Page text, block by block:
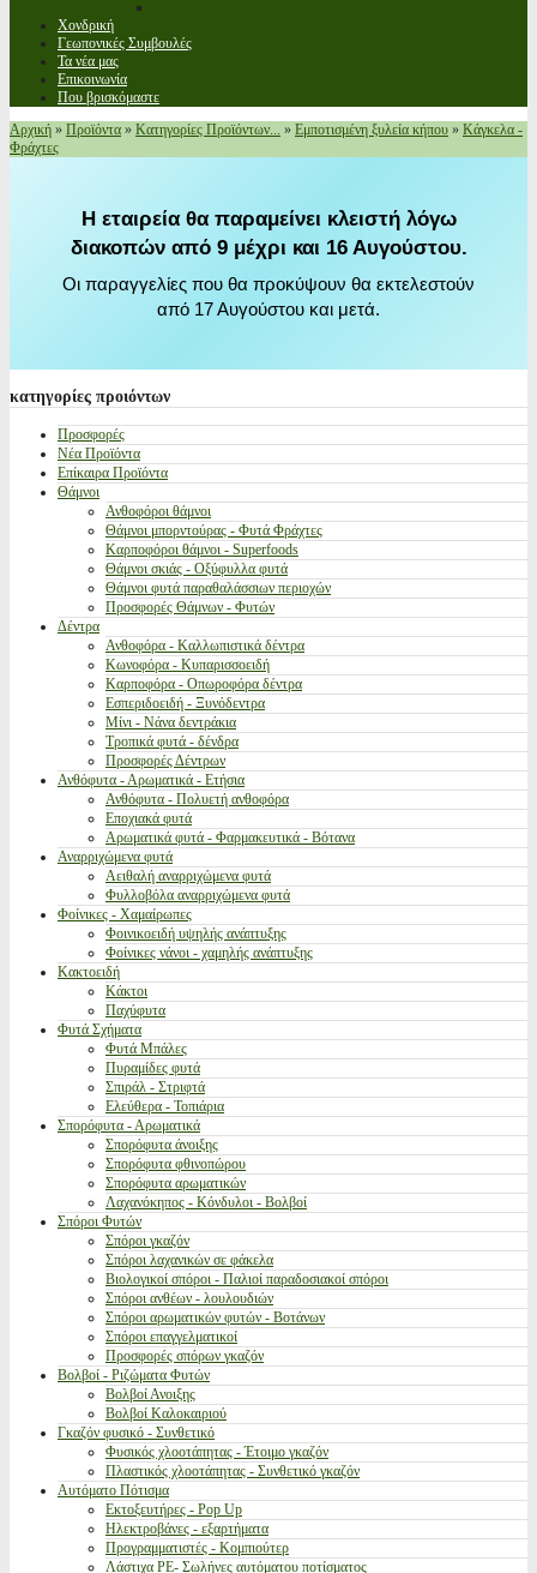
Χονδρική
Γεωπονικές Συμβουλές
Τα νέα μας
Επικοινωνία
Που βρισκόμαστε
Αρχική » Προϊόντα » Κατηγορίες Προϊόντων... » Εμποτισμένη ξυλεία κήπου » Κάγκελα -
Φράχτες
Η εταιρεία θα παραμείνει κλειστή λόγω
διακοπών από 9 μέχρι και 16 Αυγούστου.
Οι παραγγελίες που θα προκύψουν θα εκτελεστούν
από 17 Αυγούστου και μετά.
κατηγορίες προιόντων
Προσφορές
Νέα Προϊόντα
Επίκαιρα Προϊόντα
Θάμνοι
Ανθοφόροι θάμνοι
Θάμνοι μπορντούρας - Φυτά Φράχτες
Καρποφόροι θάμνοι - Superfoods
Θάμνοι σκιάς - Οξύφυλλα φυτά
Θάμνοι φυτά παραθαλάσσιων περιοχών
Προσφορές Θάμνων - Φυτών
Δέντρα
Ανθοφόρα - Καλλωπιστικά δέντρα
Κωνοφόρα - Κυπαρισσοειδή
Καρποφόρα - Οπωροφόρα δέντρα
Εσπεριδοειδή - Ξυνόδεντρα
Μίνι - Νάνα δεντράκια
Τροπικά φυτά - δένδρα
Προσφορές Δέντρων
Ανθόφυτα - Αρωματικά - Ετήσια
Ανθόφυτα - Πολυετή ανθοφόρα
Εποχιακά φυτά
Αρωματικά φυτά - Φαρμακευτικά - Βότανα
Αναρριχώμενα φυτά
Αειθαλή αναρριχώμενα φυτά
Φυλλοβόλα αναρριχώμενα φυτά
Φοίνικες - Χαμαίρωπες
Φοινικοειδή υψηλής ανάπτυξης
Φοίνικες νάνοι - χαμηλής ανάπτυξης
Κακτοειδή
Κάκτοι
Παχύφυτα
Φυτά Σχήματα
Φυτά Μπάλες
Πυραμίδες φυτά
Σπιράλ - Στριφτά
Ελεύθερα - Τοπιάρια
Σπορόφυτα - Αρωματικά
Σπορόφυτα άνοιξης
Σπορόφυτα φθινοπώρου
Σπορόφυτα αρωματικών
Λαχανόκηπος - Κόνδυλοι - Βολβοί
Σπόροι Φυτών
Σπόροι γκαζόν
Σπόροι λαχανικών σε φάκελα
Βιολογικοί σπόροι - Παλιοί παραδοσιακοί σπόροι
Σπόροι ανθέων - λουλουδιών
Σπόροι αρωματικών φυτών - Βοτάνων
Σπόροι επαγγελματικοί
Προσφορές σπόρων γκαζόν
Βολβοί - Ριζώματα Φυτών
Βολβοί Ανοιξης
Βολβοί Καλοκαιριού
Γκαζόν φυσικό - Συνθετικό
Φυσικός χλοοτάπητας - Έτοιμο γκαζόν
Πλαστικός χλοοτάπητας - Συνθετικό γκαζόν
Αυτόματο Πότισμα
Εκτοξευτήρες - Pop Up
Ηλεκτροβάνες - εξαρτήματα
Προγραμματιστές - Κομπιούτερ
Λάστιχα PE- Σωλήνες αυτόματου ποτίσματος